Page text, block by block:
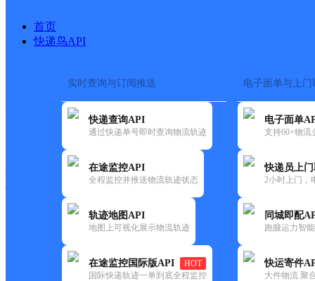
首页
快递鸟API
实时查询与订阅推送
快递查询API
通过快递单号即时查询物流轨迹
在途监控API
全程监控并推送物流轨迹状态
轨迹地图API
地图上可视化展示物流轨迹
在途监控国际版API
HOT
国际快递轨迹一单到底全程监控
电子面单与上门
电子面单
支持60+物流
快递员上
2小时上门，
同城即配
跑腿运力智
快运寄件
大件物流 聚
快运大全 快递时效
邮政
包家邮政所